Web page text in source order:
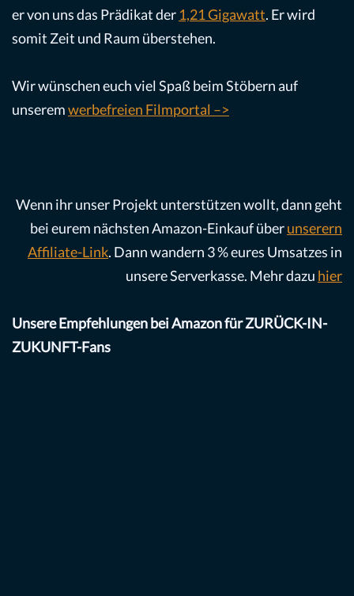
er von uns das Prädikat der 1,21 Gigawatt. Er wird
somit Zeit und Raum überstehen.
Wir wünschen euch viel Spaß beim Stöbern auf
unseremwerbefreien Filmportal –>
Wenn ihr unser Projekt unterstützen wollt, dann geht
bei eurem nächsten Amazon-Einkauf überunserern
Affiliate-Link. Dann wandern 3 % eures Umsatzes in
unsere Serverkasse. Mehr dazu hier
Unsere Empfehlungen bei Amazon für ZURÜCK-IN-
ZUKUNFT-Fans